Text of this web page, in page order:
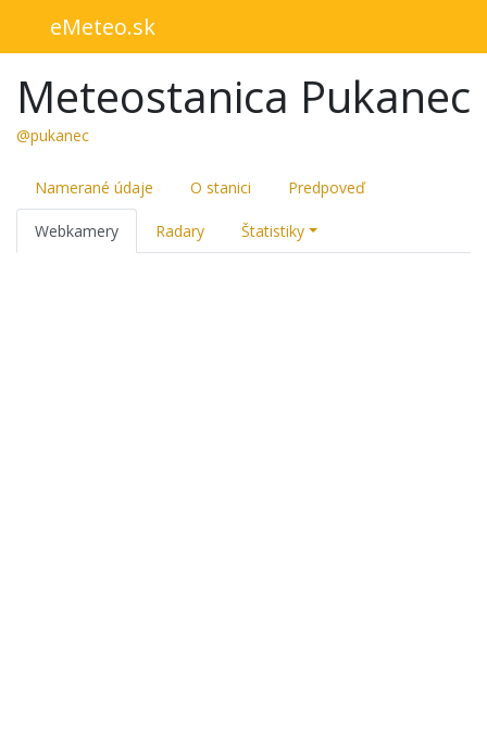
eMeteo.sk
Meteostanica Pukanec
@pukanec
Namerané údaje O stanici Predpoveď
Webkamery Radary Štatistiky